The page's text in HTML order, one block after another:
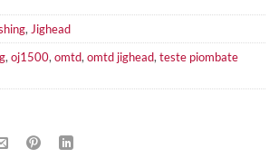
, Jighead
, oj1500, omtd, omtd jighead, teste piombate